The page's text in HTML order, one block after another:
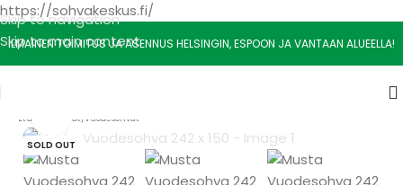
https://sohvakeskus.fi/
Skip to navigation
Skip to main content
ILMAINEN TOIMITUS JA ASENNUS HELSINGIN, ESPOON JA VANTAAN ALUEELLA!
Etusivu Sohvat/ Vuodesohvat
SOLD OUT
Watch video